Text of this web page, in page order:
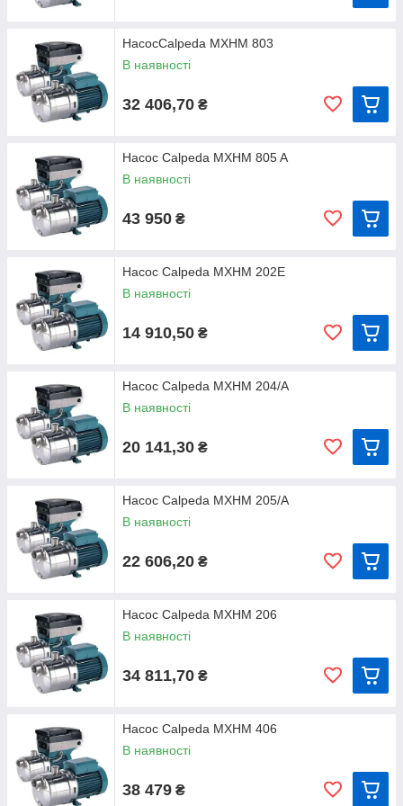
MXHM: монофазний 230 В (±10%), з термозахисним
Конденсатор вбудований у контактну коробку.
Клас ізоляції F.
Клас захисту IP 54.
Конструкція відповідно до стандартів: IEC 60034; IEC 60038;
IEC 60335-1, EN 60335-1, IEC 60335-2-41, EN 60335-2-41.
із захисним пристроєм IP 55.
спеціальні механічні ущільнення.
для роботи з рідинами або в довкілля з підвищеною
температурою.
для роботи з іншими напругами — для роботи з частотою 60
(щоб подивитися, клікніть потрібну Вам модель):
Calpeda MXH 202 E
Calpeda MXH 203 E
Calpeda MXH 205/A
Calpeda MXH 206/B
Calpeda MXH 402 E
Calpeda MXH 403/A
Calpeda MXH 405/B
Calpeda MXH 406
Calpeda MXH 802/A
Calpeda MXH 804
Calpeda MXH 805/A
Calpeda MXH 1602
Calpeda MXH 1603/A
Calpeda MXH 1605/A
Calpeda MXH 1606/A
Calpeda MXH 3201/A
Calpeda MXH 3202/A
Calpeda MXH
Calpeda MXH
Calpeda MXHL
Calpeda MXHL
Calpeda MXHL
Calpeda MXHL
Calpeda MXHL
НасосCalpeda MXHM 803
В наявності
32 406,70 ₴
Насос Calpeda MXHM 805 A
В наявності
43 950 ₴
Насос Calpeda MXHM 202E
В наявності
14 910,50 ₴
Насос Calpeda MXHM 204/A
В наявності
20 141,30 ₴
Насос Calpeda MXHM 205/A
В наявності
22 606,20 ₴
Насос Calpeda MXHM 206
В наявності
34 811,70 ₴
Насос Calpeda MXHM 406
В наявності
38 479 ₴